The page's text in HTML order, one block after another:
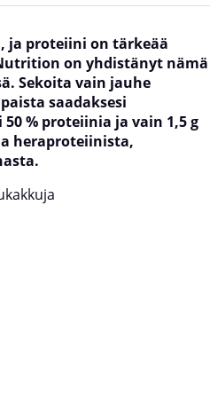
ja proteiini on tärkeää
on yhdistänyt nämä
Sekoita vain jauhe
saadaksesi
% proteiinia ja vain 1,5 g
heraproteiinista,